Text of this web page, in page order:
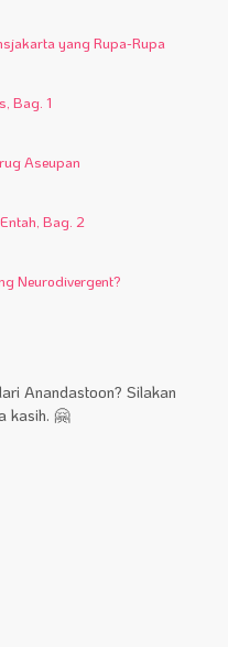
yang Rupa-Rupa
Bag. 1
Aseupan
Bag. 2
Neurodivergent?
Anandastoon? Silakan
kasih. 🤗